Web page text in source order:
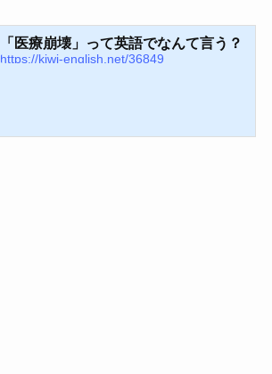
「医療崩壊」って英語でなんて言う？
https://kiwi-english.net/36849